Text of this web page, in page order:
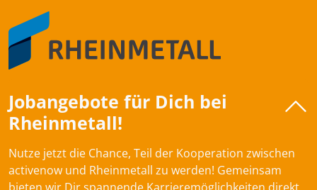
Jobangebote für Dich bei
Rheinmetall!
Nutze jetzt die Chance, Teil der Kooperation zwischen
activenow und Rheinmetall zu werden! Gemeinsam